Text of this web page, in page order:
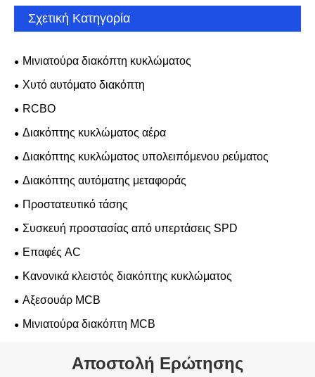
Σχετική Κατηγορία
Μινιατούρα διακόπτη κυκλώματος
Χυτό αυτόματο διακόπτη
RCBO
Διακόπτης κυκλώματος αέρα
Διακόπτης κυκλώματος υπολειπόμενου ρεύματος
Διακόπτης αυτόματης μεταφοράς
Προστατευτικό τάσης
Συσκευή προστασίας από υπερτάσεις SPD
Επαφές AC
Κανονικά κλειστός διακόπτης κυκλώματος
Αξεσουάρ MCB
Μινιατούρα διακόπτη MCB
Αποστολή Ερώτησης